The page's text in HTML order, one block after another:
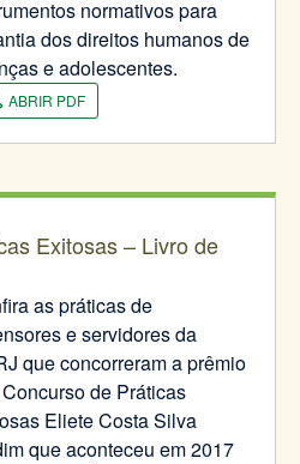
normativos para
dos direitos humanos de
e adolescentes.
ABRIR PDF
Exitosas – Livro de
as práticas de
e servidores da
que concorreram a prêmio
de Práticas
Eliete Costa Silva
que aconteceu em 2017